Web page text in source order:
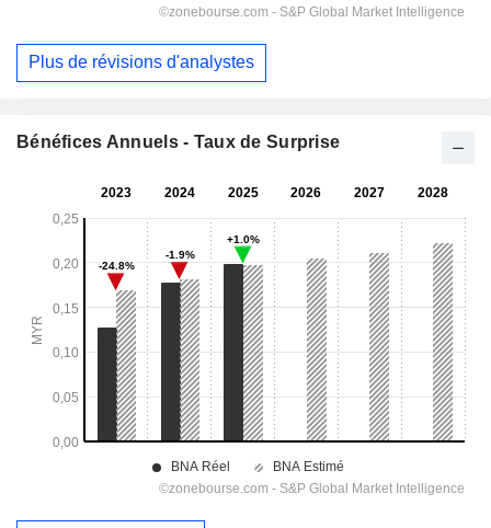
Plus de révisions d'analystes
Bénéfices Annuels - Taux de Surprise